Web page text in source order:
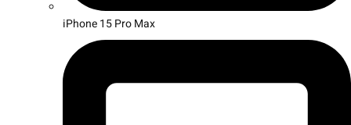
iPhone 15 Pro Max